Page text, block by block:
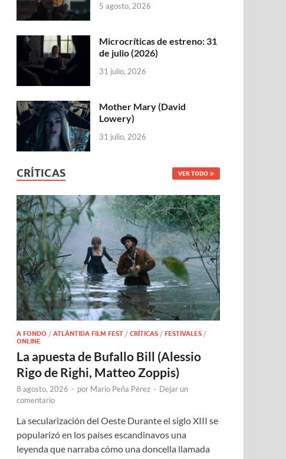
5 agosto, 2026
Microcríticas de estreno: 31
de julio (2026)
31 julio, 2026
Mother Mary (David
Lowery)
31 julio, 2026
CRÍTICAS VER TODO
A FONDO /ATLÁNTIDA FILM FEST /CRÍTICAS /FESTIVALES /
ONLINE
La apuesta de Bufallo Bill (Alessio
Rigo de Righi, Matteo Zoppis)
8 agosto, 2026 - por Mario Peña Pérez - Dejar un
comentario
La secularización del Oeste Durante el siglo XIII se
popularizó en los países escandinavos una
leyenda que narraba cómo una doncella llamada